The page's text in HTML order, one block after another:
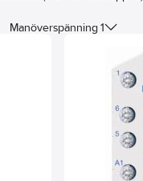
Manöverspänning 1
1